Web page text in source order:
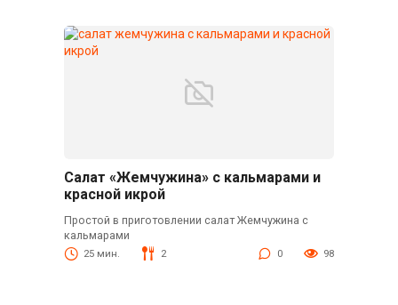
Салат «Жемчужина» с кальмарами и
красной икрой
Простой в приготовлении салат Жемчужина с
кальмарами
25 мин. 2 0 98